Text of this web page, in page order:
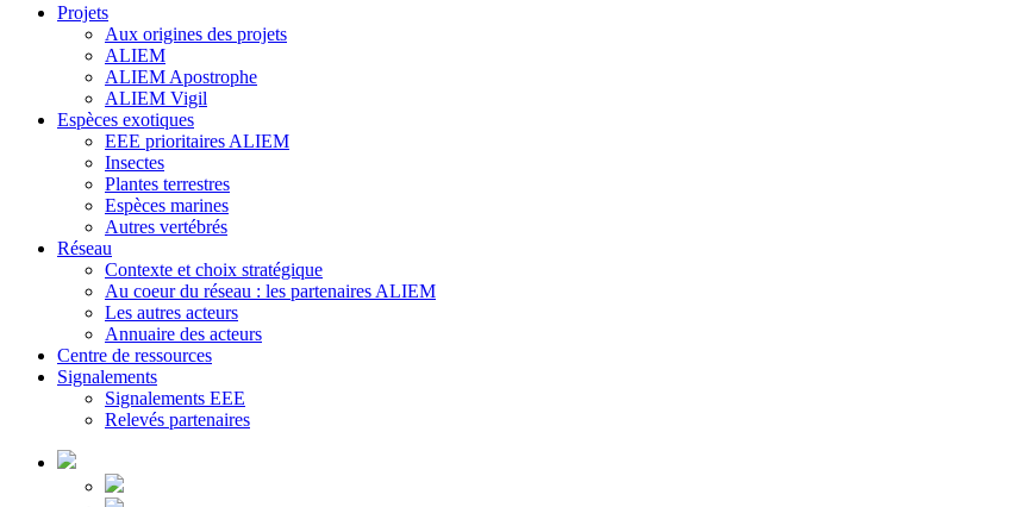
Projets
Aux origines des projets
ALIEM
ALIEM Apostrophe
ALIEM Vigil
Espèces exotiques
EEE prioritaires ALIEM
Insectes
Plantes terrestres
Espèces marines
Autres vertébrés
Réseau
Contexte et choix stratégique
Au coeur du réseau : les partenaires ALIEM
Les autres acteurs
Annuaire des acteurs
Centre de ressources
Signalements
Signalements EEE
Relevés partenaires